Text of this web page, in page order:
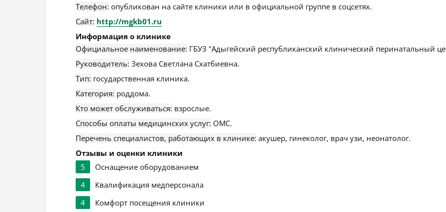
Телефон: опубликован на сайте клиники или в официальной группе в соцсетях.
Сайт: http://mgkb01.ru
Информация о клинике
Официальное наименование: ГБУЗ "Адыгейский республиканский клинический перинатальный
Руководитель: Зехова Светлана Схатбиевна.
Тип: государственная клиника.
Категория: роддома.
Кто может обслуживаться: взрослые.
Способы оплаты медицинских услуг: ОМС.
Перечень специалистов, работающих в клинике: акушер, гинеколог, врач узи, неонатолог.
Отзывы и оценки клиники
5
Оснащение оборудованием
4
Квалификация медперсонала
4
Комфорт посещения клиники